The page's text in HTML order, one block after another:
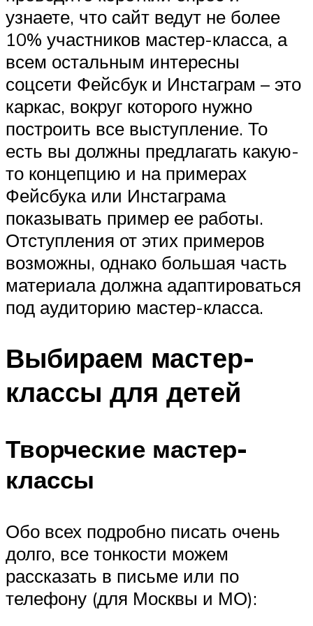
узнаете, что сайт ведут не более
10% участников мастер-класса, а
всем остальным интересны
соцсети Фейсбук и Инстаграм – это
каркас, вокруг которого нужно
построить все выступление. То
есть вы должны предлагать какую-
то концепцию и на примерах
Фейсбука или Инстаграма
показывать пример ее работы.
Отступления от этих примеров
возможны, однако большая часть
материала должна адаптироваться
под аудиторию мастер-класса.
Выбираем мастер-
классы для детей
Творческие мастер-
классы
Обо всех подробно писать очень
долго, все тонкости можем
рассказать в письме или по
телефону (для Москвы и МО):